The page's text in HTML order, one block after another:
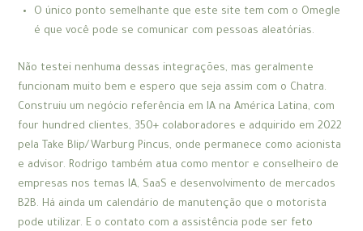
O único ponto semelhante que este site tem com o Omegle
é que você pode se comunicar com pessoas aleatórias.
Não testei nenhuma dessas integrações, mas geralmente
funcionam muito bem e espero que seja assim com o Chatra.
Construiu um negócio referência em IA na América Latina, com
four hundred clientes, 350+ colaboradores e adquirido em 2022
pela Take Blip/Warburg Pincus, onde permanece como acionista
e advisor. Rodrigo também atua como mentor e conselheiro de
empresas nos temas IA, SaaS e desenvolvimento de mercados
B2B. Há ainda um calendário de manutenção que o motorista
pode utilizar. E o contato com a assistência pode ser feto